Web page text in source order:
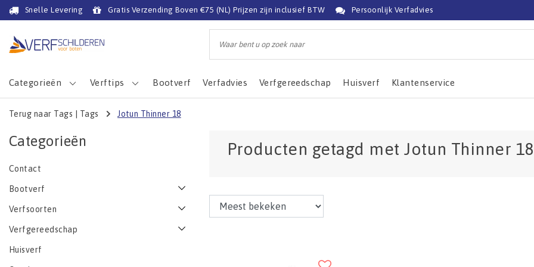
Snelle Levering Gratis Verzending Boven €75 (NL) Prijzen zijn inclusief BTW Persoonlijk Verfadvies
Categorieën Verftips Bootverf Verfadvies Verfgereedschap Huisverf Klantenservice
Terug naar Tags Tags Jotun Thinner 18
Categorieën
Contact
Bootverf
Verfsoorten
Verfgereedschap
Huisverf
Producten getagd met Jotun Thinner 18